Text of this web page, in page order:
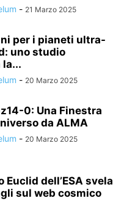
- 21 Marzo 2025
per i pianeti ultra-
uno studio
- 20 Marzo 2025
0: Una Finestra
da ALMA
- 20 Marzo 2025
Euclid dell’ESA svela
sul web cosmico